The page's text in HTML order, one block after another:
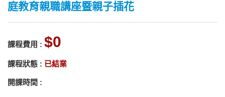
庭教育親職講座暨親子插花
課程費用 : 0
課程狀態 : 已結業
開課時間 :